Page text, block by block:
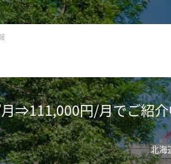
⇒111,000円/月でご紹
北海